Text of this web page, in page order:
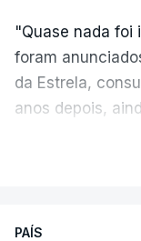
"Quase nada foi
foram
da Estrela,
anos depois,
PAÍS